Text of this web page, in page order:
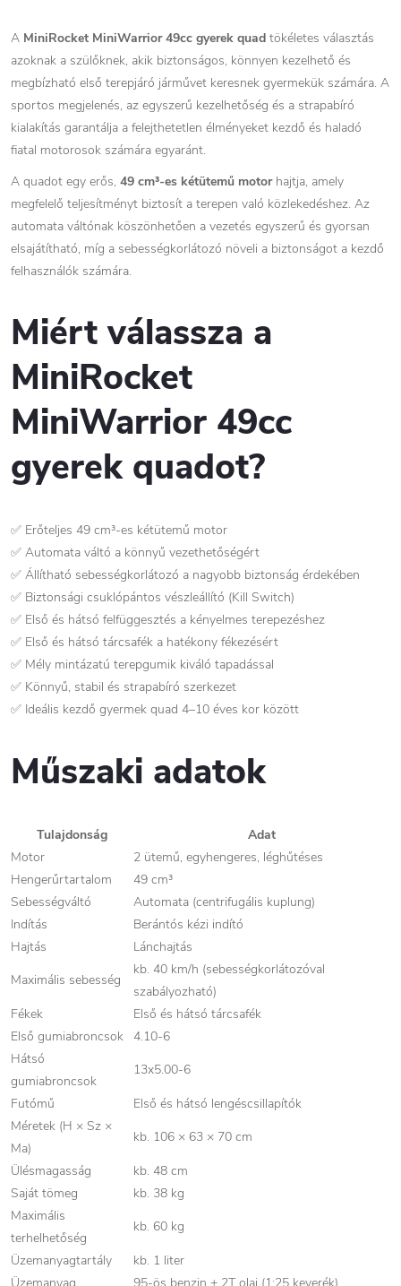
A MiniRocket MiniWarrior 49cc gyerek quad tökéletes választás
azoknak a szülőknek, akik biztonságos, könnyen kezelhető és
megbízható első terepjáró járművet keresnek gyermekük számára. A
sportos megjelenés, az egyszerű kezelhetőség és a strapabíró
kialakítás garantálja a felejthetetlen élményeket kezdő és haladó
fiatal motorosok számára egyaránt.
A quadot egy erős, 49 cm³-es kétütemű motorhajtja, amely
megfelelő teljesítményt biztosít a terepen való közlekedéshez. Az
automata váltónak köszönhetően a vezetés egyszerű és gyorsan
elsajátítható, míg a sebességkorlátozó növeli a biztonságot a kezdő
felhasználók számára.
Miért válassza a
MiniRocket
MiniWarrior 49cc
gyerek quadot?
✅ Erőteljes 49 cm³-es kétütemű motor
✅ Automata váltó a könnyű vezethetőségért
✅ Állítható sebességkorlátozó a nagyobb biztonság érdekében
✅ Biztonsági csuklópántos vészleállító (Kill Switch)
✅ Első és hátsó felfüggesztés a kényelmes terepezéshez
✅ Első és hátsó tárcsafék a hatékony fékezésért
✅ Mély mintázatú terepgumik kiváló tapadással
✅ Könnyű, stabil és strapabíró szerkezet
✅ Ideális kezdő gyermek quad 4–10 éves kor között
Műszaki adatok
Tulajdonság
Adat
Motor
2 ütemű, egyhengeres, léghűtéses
Hengerűrtartalom
49 cm³
Sebességváltó
Automata (centrifugális kuplung)
Indítás
Berántós kézi indító
Hajtás
Lánchajtás
Maximális sebesség
kb. 40 km/h (sebességkorlátozóval
szabályozható)
Fékek
Első és hátsó tárcsafék
Első gumiabroncsok 4.10-6
Hátsó
gumiabroncsok
13x5.00-6
Futómű
Első és hátsó lengéscsillapítók
Méretek (H × Sz ×
Ma)
kb. 106 × 63 × 70 cm
Ülésmagasság
kb. 48 cm
Saját tömeg
kb. 38 kg
Maximális
terhelhetőség
kb. 60 kg
Üzemanyagtartály
kb. 1 liter